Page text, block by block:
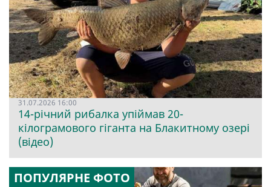
31.07.2026 16:00
14-річний рибалка упіймав 20-
кілограмового гіганта на Блакитному озері
(відео)
ПОПУЛЯРНЕ ФОТО